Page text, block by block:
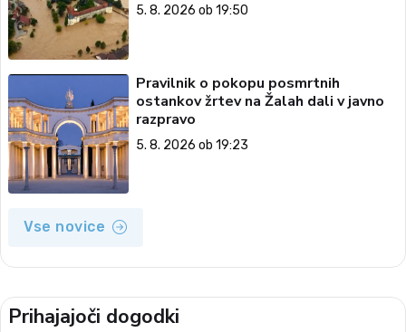
5. 8. 2026 ob 19:50
Pravilnik o pokopu posmrtnih
ostankov žrtev na Žalah dali v javno
razpravo
5. 8. 2026 ob 19:23
Vse novice
Prihajajoči dogodki